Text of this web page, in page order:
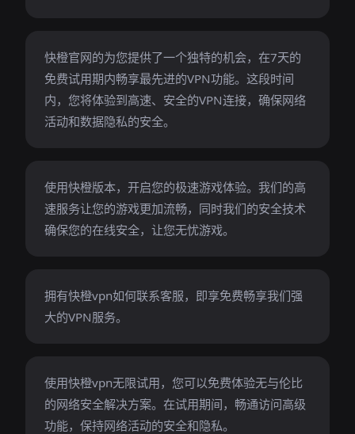
快橙官网的为您提供了一个独特的机会，在7天的
免费试用期内畅享最先进的VPN功能。这段时间
内，您将体验到高速、安全的VPN连接，确保网络
活动和数据隐私的安全。
使用快橙版本，开启您的极速游戏体验。我们的高
速服务让您的游戏更加流畅，同时我们的安全技术
确保您的在线安全，让您无忧游戏。
拥有快橙vpn如何联系客服，即享免费畅享我们强
大的VPN服务。
使用快橙vpn无限试用，您可以免费体验无与伦比
的网络安全解决方案。在试用期间，畅通访问高级
功能，保持网络活动的安全和隐私。